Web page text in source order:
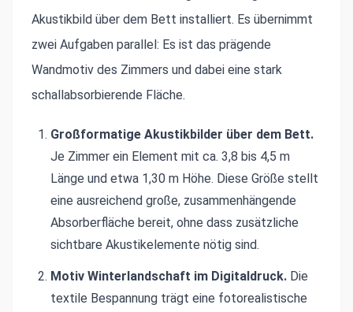
Akustikbild über dem Bett installiert. Es übernimmt
zwei Aufgaben parallel: Es ist das prägende
Wandmotiv des Zimmers und dabei eine stark
schallabsorbierende Fläche.
Großformatige Akustikbilder über dem Bett.
Je Zimmer ein Element mit ca. 3,8 bis 4,5 m
Länge und etwa 1,30 m Höhe. Diese Größe stellt
eine ausreichend große, zusammenhängende
Absorberfläche bereit, ohne dass zusätzliche
sichtbare Akustikelemente nötig sind.
Motiv Winterlandschaft im Digitaldruck. Die
textile Bespannung trägt eine fotorealistische